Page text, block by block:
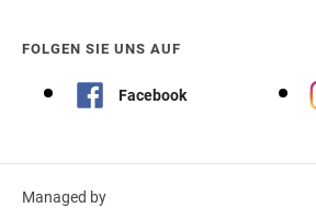
FOLGEN SIE UNS AUF
Facebook
Managed by